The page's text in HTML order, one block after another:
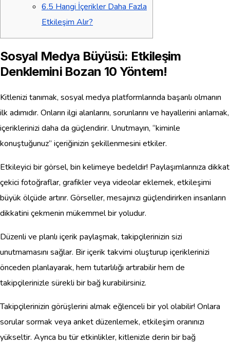
6.5 Hangi İçerikler Daha Fazla
Etkileşim Alır?
Sosyal Medya Büyüsü: Etkileşim
Denklemini Bozan 10 Yöntem!
Kitlenizi tanımak, sosyal medya platformlarında başarılı olmanın
ilk adımıdır. Onların ilgi alanlarını, sorunlarını ve hayallerini anlamak,
içeriklerinizi daha da güçlendirir. Unutmayın, “kiminle
konuştuğunuz” içeriğinizin şekillenmesini etkiler.
Etkileyici bir görsel, bin kelimeye bedeldir! Paylaşımlarınıza dikkat
çekici fotoğraflar, grafikler veya videolar eklemek, etkileşimi
büyük ölçüde artırır. Görseller, mesajınızı güçlendirirken insanların
dikkatini çekmenin mükemmel bir yoludur.
Düzenli ve planlı içerik paylaşmak, takipçilerinizin sizi
unutmamasını sağlar. Bir içerik takvimi oluşturup içeriklerinizi
önceden planlayarak, hem tutarlılığı artırabilir hem de
takipçilerinizle sürekli bir bağ kurabilirsiniz.
Takipçilerinizin görüşlerini almak eğlenceli bir yol olabilir! Onlara
sorular sormak veya anket düzenlemek, etkileşim oranınızı
yükseltir. Ayrıca bu tür etkinlikler, kitlenizle derin bir bağ